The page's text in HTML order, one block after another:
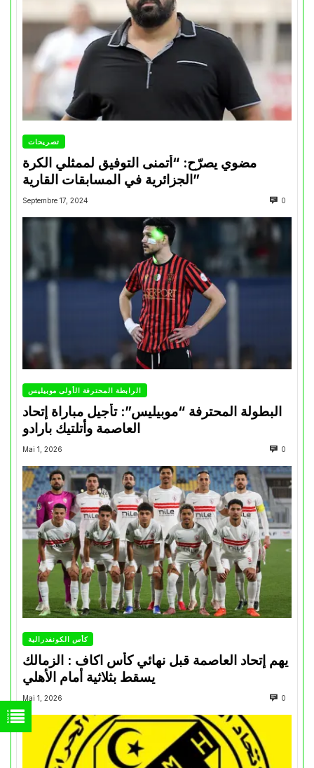
تصريحات
مضوي يصرّح: “أتمنى التوفيق لممثلي الكرة
الجزائرية في المسابقات القارية”
Septembre 17, 2024 0
الرابطة المحترفة الأولى موبيليس
البطولة المحترفة “موبيليس”: تأجيل مباراة إتحاد
العاصمة وأتلتيك بارادو
Mai 1, 2026 0
كأس الكونفدرالية
يهم إتحاد العاصمة قبل نهائي كأس اكاف : الزمالك
Mai 1, 2026 0